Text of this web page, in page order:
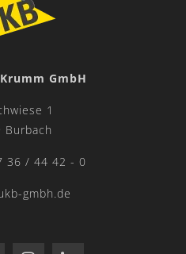
GmbH
1
Burbach
36 / 44 42 - 0
gmbh.de